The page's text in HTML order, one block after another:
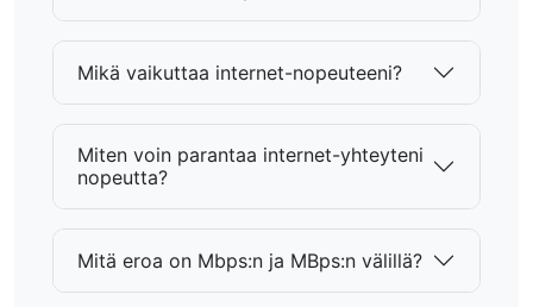
Mikä vaikuttaa internet-nopeuteeni?
Miten voin parantaa internet-yhteyteni
nopeutta?
Mitä eroa on Mbps:n ja MBps:n välillä?